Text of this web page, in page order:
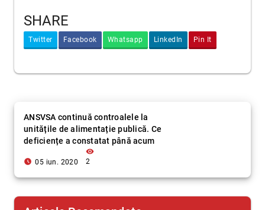
SHARE
Twitter Facebook Whatsapp LinkedIn Pin It
ANSVSA continuă controalele la
unitățile de alimentație publică. Ce
deficiențe a constatat până acum
access_time_filled 05 iun. 2020
visibility
2